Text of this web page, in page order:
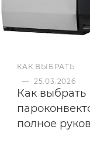
КАК ВЫБРАТЬ
— 25.03.2026
Как выбрать
полное